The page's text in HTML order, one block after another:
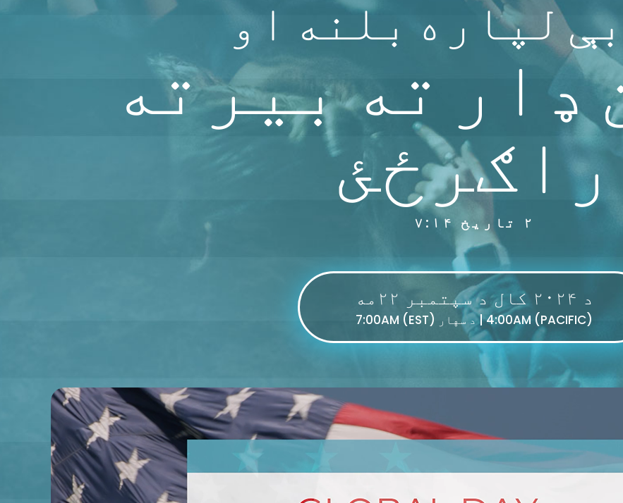
لپاره بلنه او
ډار ته بیرته
راګرځئ
۲ تاریخ ۷:۱۴
د ۲۰۲۴ کال د سپتمبر ۲۲مه
4:00AM (PACIFIC) | د سهار 7:00AM (EST)